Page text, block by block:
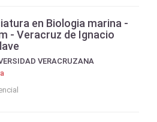
en Biologia marina -
- Veracruz de Ignacio
VERACRUZANA